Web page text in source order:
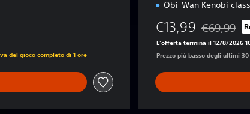
del gioco completo di 1 ore
Obi-Wan Kenobi
€13,99 Scontato
€69,99
L'offerta termina il 12/8/2026
Prezzo più basso degli ultimi